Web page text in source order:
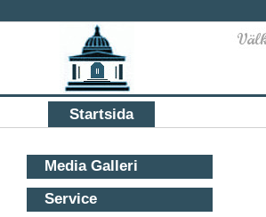
PrimaryStartsida
Media Galleri
Service